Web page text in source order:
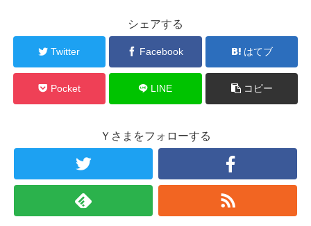
シェアする
Twitter Facebook はてブ
Pocket LINE コピー
Ｙさまをフォローする